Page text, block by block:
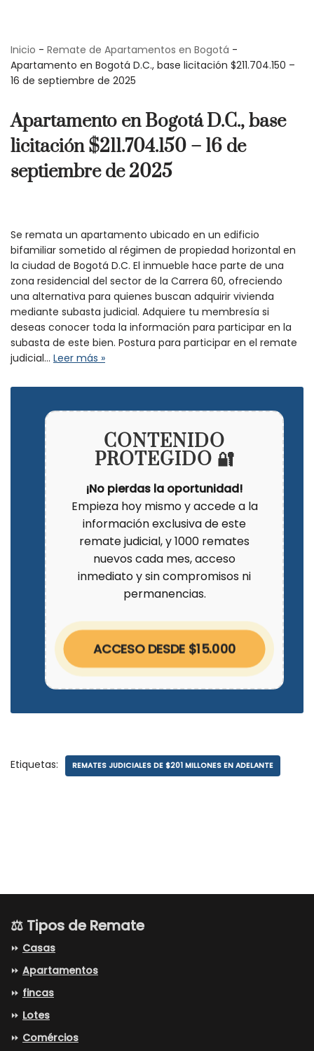
al
contenido
Inicio - Remate de Apartamentos en Bogotá -
Apartamento en Bogotá D.C., base licitación $211.704.150 –
16 de septiembre de 2025
Apartamento en Bogotá D.C., base
licitación $211.704.150 – 16 de
septiembre de 2025
Se remata un apartamento ubicado en un edificio
bifamiliar sometido al régimen de propiedad horizontal en
la ciudad de Bogotá D.C. El inmueble hace parte de una
zona residencial del sector de la Carrera 60, ofreciendo
una alternativa para quienes buscan adquirir vivienda
mediante subasta judicial. Adquiere tu membresía si
deseas conocer toda la información para participar en la
subasta de este bien. Postura para participar en el remate
judicial… Leer más »
CONTENIDO
PROTEGIDO 🔐
¡No pierdas la oportunidad!
Empieza hoy mismo y accede a la
información exclusiva de este
remate judicial, y 1000 remates
nuevos cada mes, acceso
inmediato y sin compromisos ni
permanencias.
ACCESO DESDE $15.000
Etiquetas: REMATES JUDICIALES DE $201 MILLONES EN ADELANTE
⚖️ Tipos de Remate
⏩ Casas
⏩ Apartamentos
⏩ fincas
⏩ Lotes
⏩ Comércios